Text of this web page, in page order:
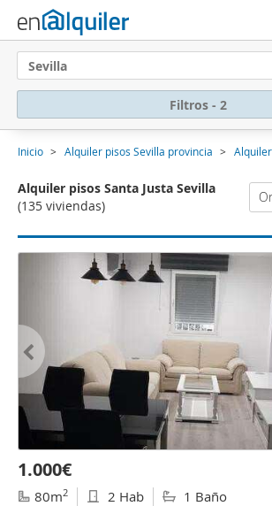
Sevilla
Filtros - 2
Inicio Alquiler pisos Sevilla provincia
Alquiler pisos Santa Justa Sevilla
(135 viviendas)
1.000€
80m2 2 Hab 1 Baño